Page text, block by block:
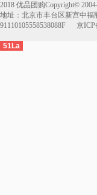
1800g(清真）
10.月盛斋粽子—粽福粽子礼
2018 优品团购Copyright©
地址：北京市丰台区新宫中
91110105558538088F 京ICP
51La